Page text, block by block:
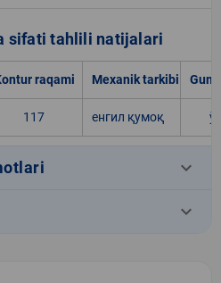
sifati tahlili natijalari
raqami Mexanik tarkibi
117 енгил қумоқ
keyboard_arrow_down
keyboard_arrow_down